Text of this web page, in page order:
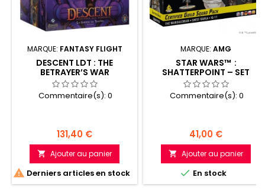
MARQUE: FANTASY FLIGHT
DESCENT LDT : THE
BETRAYER’S WAR
Commentaire(s): 0
Prix
131,40 €
 Ajouter au panier
 Derniers articles en stock
MARQUE: AMG
STAR WARS™ :
SHATTERPOINT – SET
D’ESCOUADE CERTIFIÉ PAR
LA GUILDE
Commentaire(s): 0
Prix
41,00 €
 Ajouter au panier
 En stock